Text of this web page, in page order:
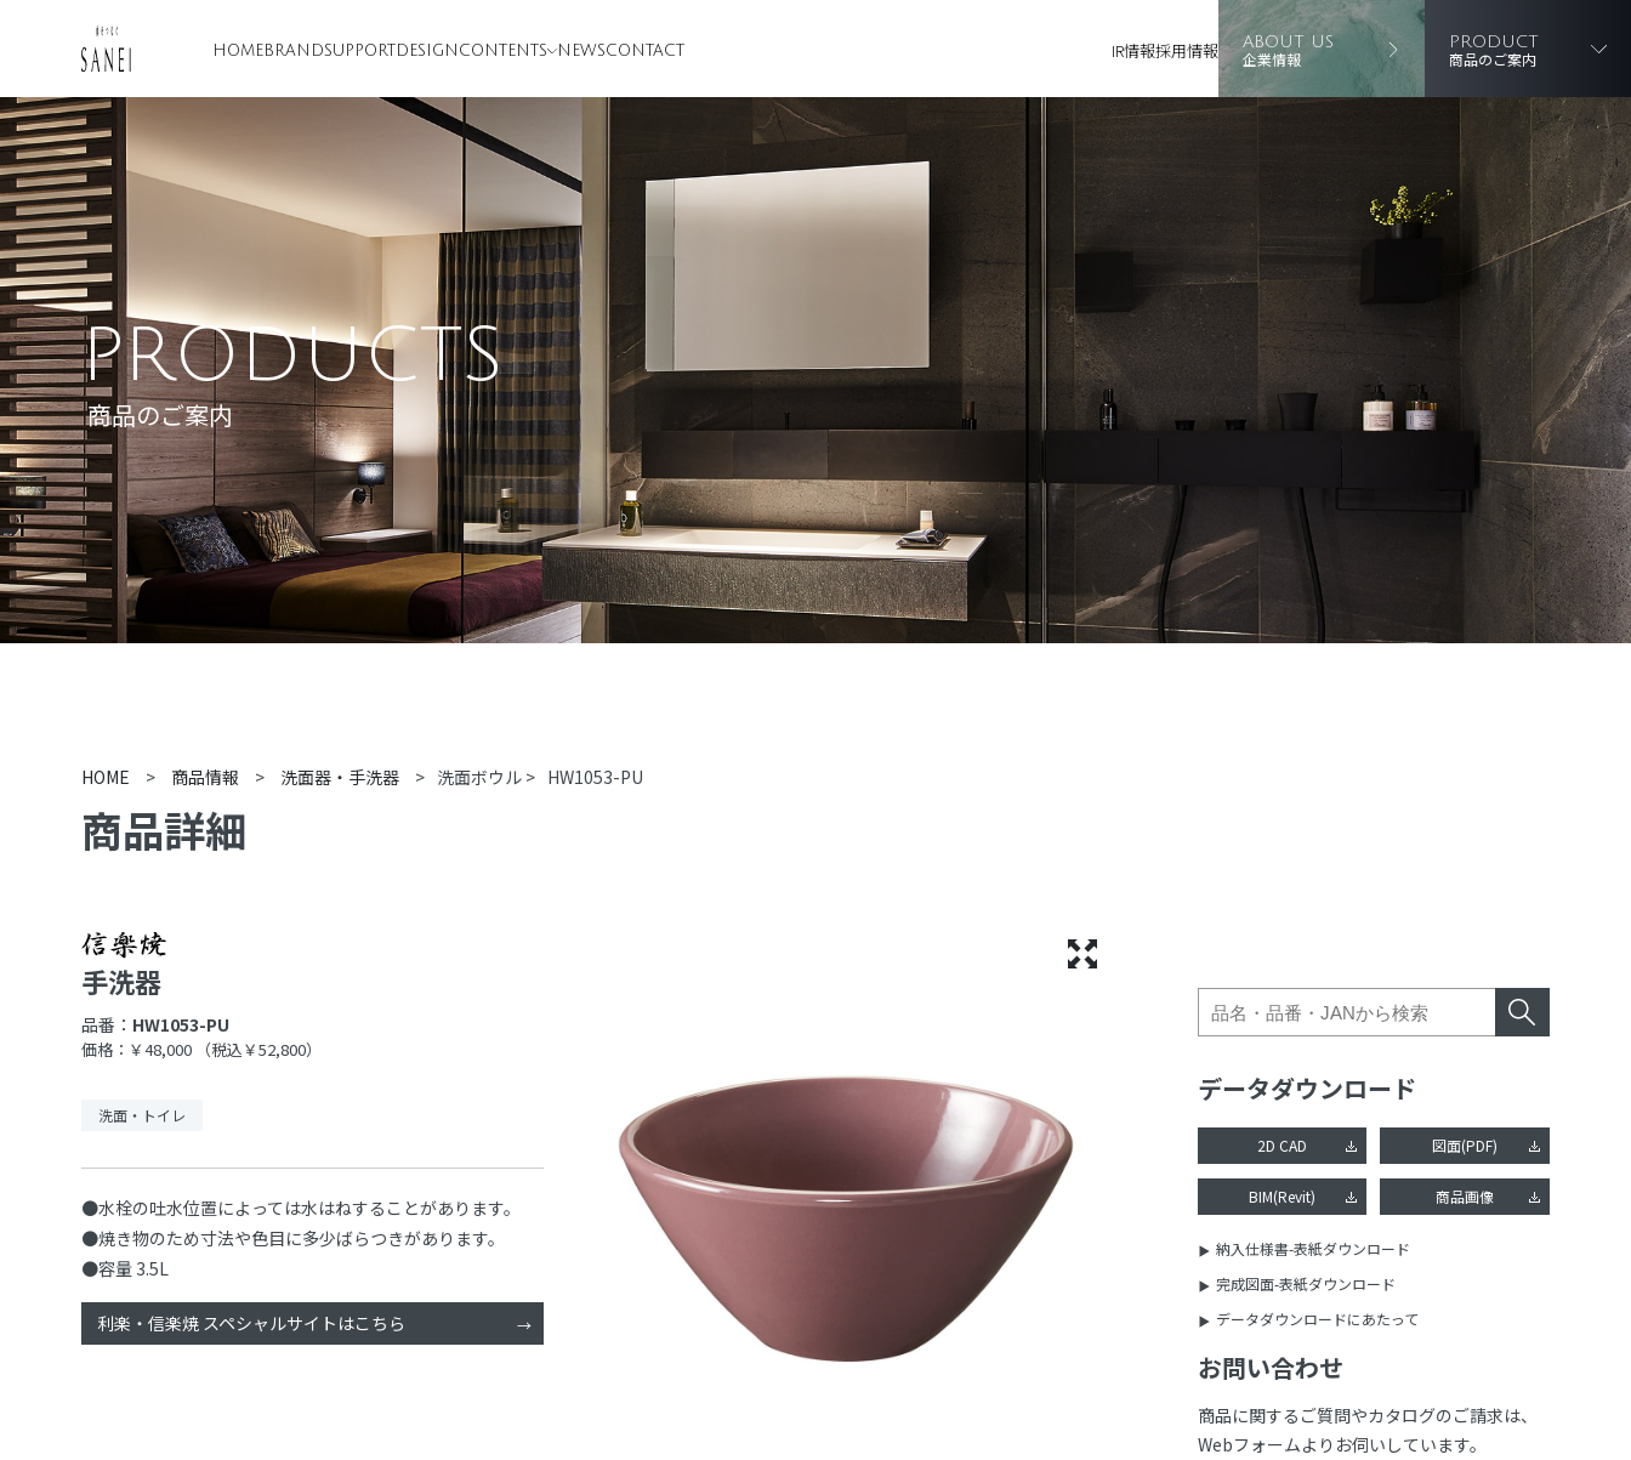
HOME BRANDSUPPORT DESIGN CONTENTS NEWSCONTACT IR情報採用情報 ABOUT US
企業情報
PRODUCT
商品のご案内
PRODUCTS
商品のご案内
HOME > 商品情報 > 洗面器・手洗器 > 洗面ボウル > HW1053-PU
商品詳細
手洗器
品番： HW1053-PU
価格：￥48,000 （税込￥52,800）
洗面・トイレ
●水栓の吐水位置によっては水はねすることがあります。
●焼き物のため寸法や色目に多少ばらつきがあります。
●容量 3.5L
利楽・信楽焼 スペシャルサイトはこちら
データダウンロード
2D CAD 図面(PDF)
BIM(Revit) 商品画像
納入仕様書-表紙ダウンロード
完成図面-表紙ダウンロード
データダウンロードにあたって
お問い合わせ
商品に関するご質問やカタログのご請求は、
Webフォームよりお伺いしています。